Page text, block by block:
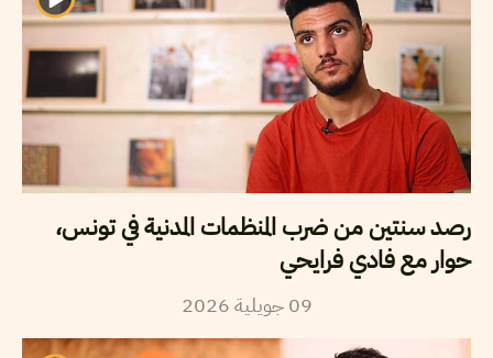
رصد سنتين من ضرب المنظمات المدنية في تونس،
حوار مع فادي فرايحي
09 جويلية2026